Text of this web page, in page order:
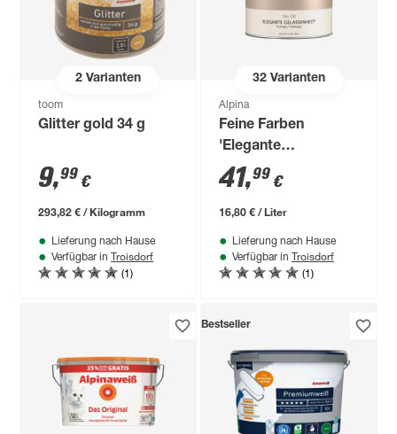
2Varianten
toom
Glitter gold 34 g
9,99 €
293,82 € / Kilogramm
Lieferung nach Hause
Verfügbar in Troisdorf
(1)
32Varianten
Alpina
Feine Farben
'Elegante
Gelassenheit'
hellbeige matt 2,5 l
41,99 €
16,80 € / Liter
Lieferung nach Hause
Verfügbar in Troisdorf
(1)
Bestseller